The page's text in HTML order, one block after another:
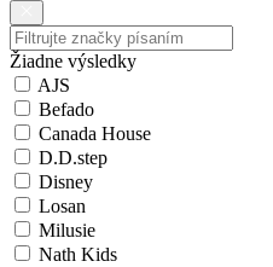
Žiadne výsledky
AJS
Befado
Canada House
D.D.step
Disney
Losan
Milusie
Nath Kids